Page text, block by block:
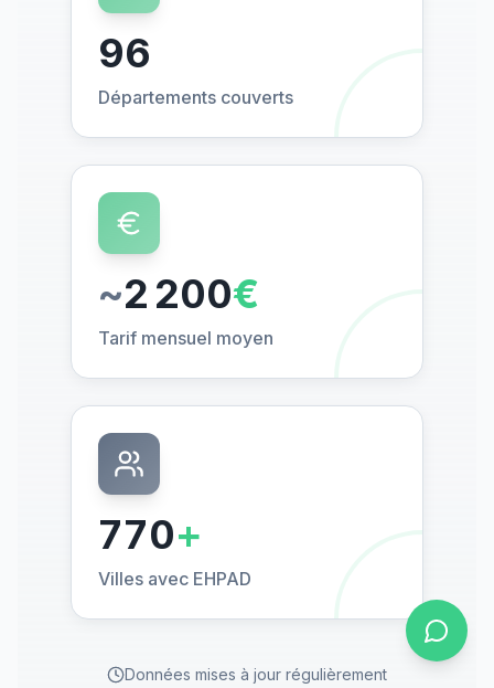
96
Départements couverts
~2 200€
Tarif mensuel moyen
770+
Villes avec EHPAD
Données mises à jour régulièrement